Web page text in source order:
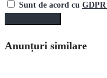
Sunt de acord cu GDPR
Anunțuri similare